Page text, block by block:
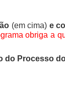
(em cima) e
obriga a
do Processo